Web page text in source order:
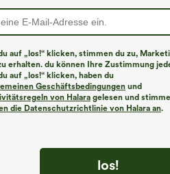
auf „los!“ klicken, stimmen du zu,
erhalten. du können Ihre Zustimmung
auf „los!“ klicken, haben du
Geschäftsbedingungen und
von Halara gelesen und
die Datenschutzrichtlinie von Halara an.
los!
Trapez Vier-Wege-